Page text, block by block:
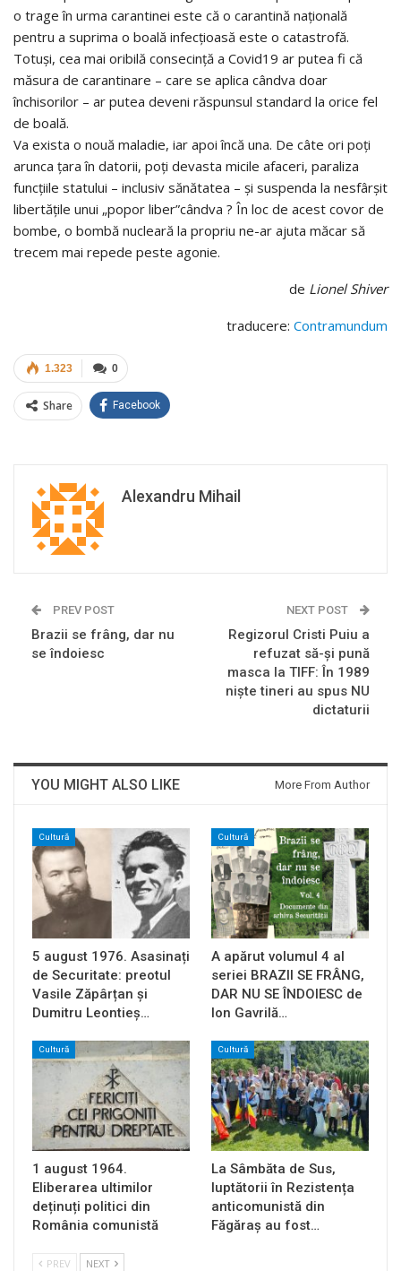
o trage în urma carantinei este că o carantină națională
pentru a suprima o boală infecțioasă este o catastrofă.
Totuși, cea mai oribilă consecință a Covid19 ar putea fi că
măsura de carantinare – care se aplica cândva doar
închisorilor – ar putea deveni răspunsul standard la orice fel
de boală.
Va exista o nouă maladie, iar apoi încă una. De câte ori poți
arunca țara în datorii, poți devasta micile afaceri, paraliza
funcțiile statului – inclusiv sănătatea – și suspenda la nesfârșit
libertățile unui „popor liber”cândva ? În loc de acest covor de
bombe, o bombă nucleară la propriu ne-ar ajuta măcar să
trecem mai repede peste agonie.
de Lionel Shiver
traducere: Contramundum
0
1.323
Share Facebook
Alexandru Mihail
PREV POST
Brazii se frâng, dar nu
se îndoiesc
NEXT POST
Regizorul Cristi Puiu a
refuzat să-și pună
masca la TIFF: În 1989
niște tineri au spus NU
dictaturii
YOU MIGHT ALSO LIKE More From Author
Cultură
5 august 1976. Asasinați
de Securitate: preotul
Vasile Zăpârțan și
Dumitru Leontieș…
Cultură
A apărut volumul 4 al
seriei BRAZII SE FRÂNG,
DAR NU SE ÎNDOIESC de
Ion Gavrilă…
Cultură
1 august 1964.
Eliberarea ultimilor
deținuți politici din
România comunistă
Cultură
La Sâmbăta de Sus,
luptătorii în Rezistența
anticomunistă din
Făgăraș au fost…
PREV NEXT